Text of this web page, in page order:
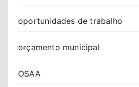
oportunidades de trabalho
orçamento municipal
OSAA